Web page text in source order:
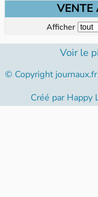
VENTE
Afficher
Voir le
© Copyright
Créé par Happy